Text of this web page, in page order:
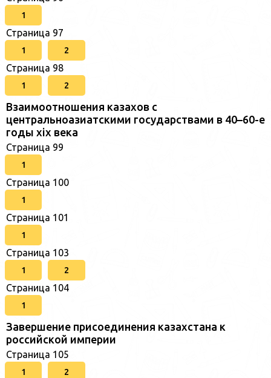
1
Страница 97
1 2
Страница 98
1 2
Взаимоотношения казахов с
центральноазиатскими государствами в 40–60-е
годы xix века
Страница 99
1
Страница 100
1
Страница 101
1
Страница 103
1 2
Страница 104
1
Завершение присоединения казахстана к
российской империи
Страница 105
1 2